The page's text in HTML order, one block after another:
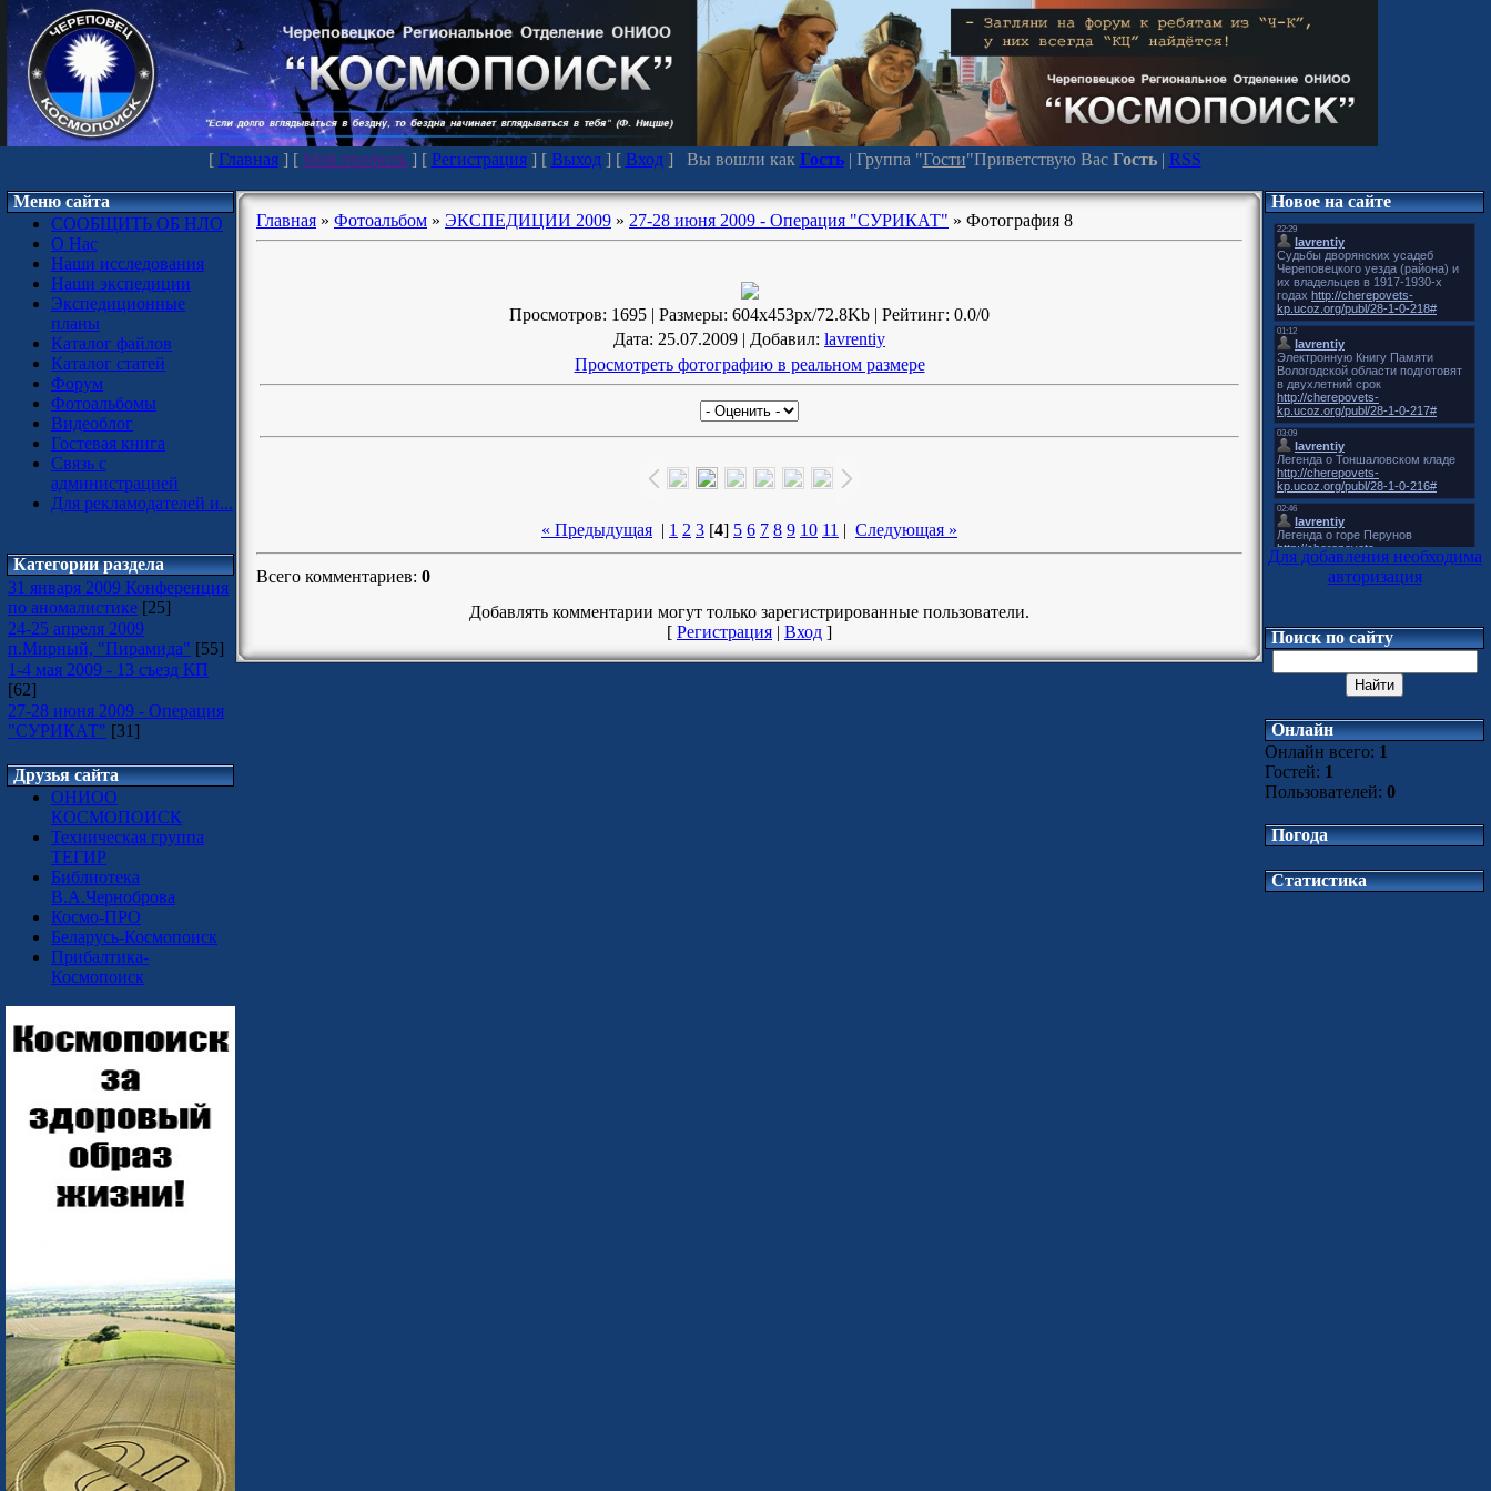
[ Главная] [ Мой профиль] [ Регистрация] [ Выход] [ Вход] Вы вошли как Гость| Группа "Гости"Приветствую Вас Гость| RSS
Меню сайта
СООБЩИТЬ ОБ НЛО
О Нас
Наши исследования
Наши экспедиции
Экспедиционные
планы
Каталог файлов
Каталог статей
Форум
Фотоальбомы
Видеоблог
Гостевая книга
Связь с
администрацией
Для рекламодателей и...
Категории раздела
31 января 2009 Конференция
по аномалистике [25]
24-25 апреля 2009
п.Мирный, "Пирамида" [55]
1-4 мая 2009 - 13 съезд КП
[62]
27-28 июня 2009 - Операция
"СУРИКАТ" [31]
Друзья сайта
ОНИОО
КОСМОПОИСК
Техническая группа
ТЕГИР
Библиотека
В.А.Черноброва
Космо-ПРО
Беларусь-Космопоиск
Прибалтика-
Космопоиск
Главная » Фотоальбом » ЭКСПЕДИЦИИ 2009 » 27-28 июня 2009 - Операция "СУРИКАТ" » Фотография 8
Просмотров: 1695 | Размеры: 604x453px/72.8Kb | Рейтинг: 0.0/0
Дата: 25.07.2009 | Добавил: lavrentiy
Просмотреть фотографию в реальном размере
« Предыдущая | 1 2 3 [4] 5 6 7 8 9 10 11 | Следующая »
Всего комментариев: 0
Добавлять комментарии могут только зарегистрированные пользователи.
[ Регистрация | Вход ]
Новое на сайте
Для добавления необходима
авторизация
Поиск по сайту
Онлайн
Онлайн всего: 1
Гостей: 1
Пользователей: 0
Погода
Статистика